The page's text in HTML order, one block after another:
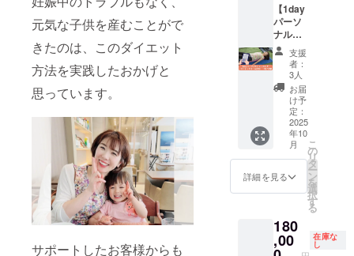
元気な子供を産むことがで
きたのは、このダイエット
方法を実践したおかげと
思っています。
サポートしたお客様からも
出版書
籍（電
子版）
も一緒
に提
供。 美
容と健
康を内
外から
サポー
トする
贅沢な
ンで
す。 提
美容液
サンプ
服選
び、メ
イク相
談、
ポージ
ングア
ドバイ
ス、写
真の撮
られ方
などご
希望の
て） 日
程は応
ンは、
ファッ
ション
コンサ
ル、ク
ロー
ゼット
チェッ
ク、オ
ンライ
ンメイ
クレッ
スン、
写真の
などか
らご希
望の内
のオン
ライン
食事相
談（1名
ずつ30
分）に
加え、
全体向
けのオ
ンライ
ンエク
ササイ
ズ（30
分）も
識を高
め、働
きやす
整える
パーソ
ナルト
レーニ
ング。
あなた
の体の
特徴や
なりた
い未来
に合わ
せたオ
リジナ
ルのプ
レッス
ン内容
のアー
【1day
パーソ
ナルト
レーニ
ング
（スト
レッチ
ポール
付き）
＋電子
書籍】
zoom個
別開催
＋電子
書籍。
スト
ポール
を用い
て体を
支援
者：
3人
お届
け予
定：
2025
年10
月
詳細を見る
こ
の
リ
タ
ー
ン
を
選
択
す
る
180
,00 在庫な
し